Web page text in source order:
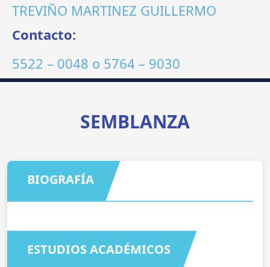
TREVIÑO MARTINEZ GUILLERMO
Contacto:
5522 – 0048 o 5764 – 9030
SEMBLANZA
BIOGRAFÍA
ESTUDIOS ACADÉMICOS